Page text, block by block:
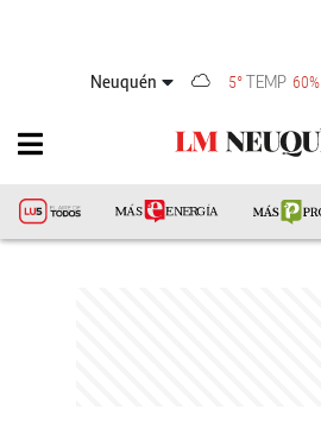
Neuquén 5°TEMP 60%